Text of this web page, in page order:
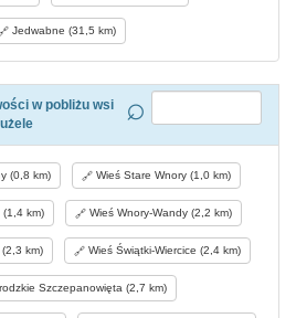
Jedwabne (31,5 km)
w pobliżu wsi
(0,8 km) Wieś Stare Wnory (1,0 km)
(1,4 km) Wieś Wnory-Wandy (2,2 km)
km) Wieś Świątki-Wiercice (2,4 km)
Szczepanowięta (2,7 km)